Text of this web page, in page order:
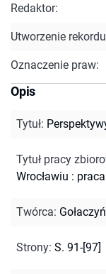
Redaktor:
Utworzenie
Oznaczenie praw:
Opis
Tytuł:
Tytuł pracy
Wrocławiu :
Twórca:
Strony: S. 91-[97]